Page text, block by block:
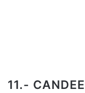
11.-